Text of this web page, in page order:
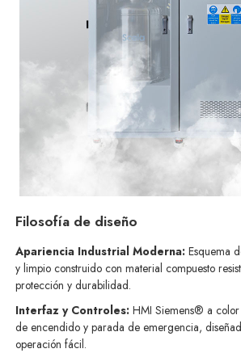
Filosofía de diseño
Apariencia Industrial Moderna:Esquema
y limpio construido con material compuesto
protección y durabilidad.
Interfaz y Controles:HMI Siemens® a
de encendido y parada de emergencia,
operación fácil.